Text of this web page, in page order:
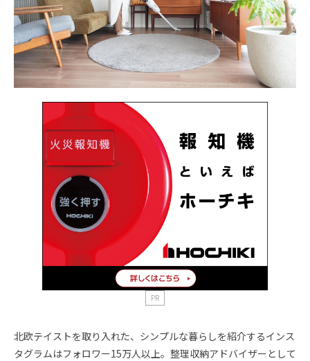
PR
北欧テイストを取り入れた、シンプルな暮らしを紹介するインス
タグラムはフォロワー15万人以上。整理収納アドバイザーとして